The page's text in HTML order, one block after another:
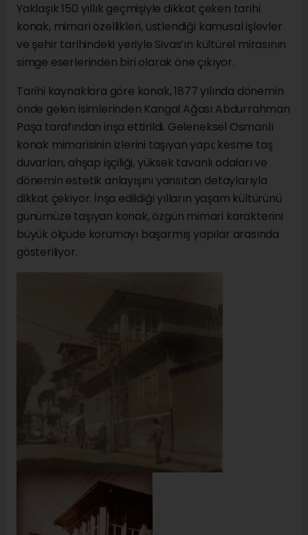
Yaklaşık 150 yıllık geçmişiyle dikkat çeken tarihi
konak, mimari özellikleri, üstlendiği kamusal işlevler
ve şehir tarihindeki yeriyle Sivas’ın kültürel mirasının
simge eserlerinden biri olarak öne çıkıyor.
Tarihi kaynaklara göre konak, 1877 yılında dönemin
önde gelen isimlerinden Kangal Ağası Abdurrahman
Paşa tarafından inşa ettirildi. Geleneksel Osmanlı
konak mimarisinin izlerini taşıyan yapı; kesme taş
duvarları, ahşap işçiliği, yüksek tavanlı odaları ve
dönemin estetik anlayışını yansıtan detaylarıyla
dikkat çekiyor. İnşa edildiği yılların yaşam kültürünü
günümüze taşıyan konak, özgün mimari karakterini
büyük ölçüde korumayı başarmış yapılar arasında
gösteriliyor.